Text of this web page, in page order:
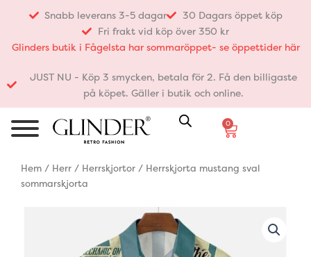
innehåll
Snabb leverans 3-5 dagar
30 Dagars öppet köp
Fri frakt vid köp över 350 kr
Glinders butik i Fågelsta har sommaröppet- se öppettider här
JUST NU - Köp 3 smycken, betala för 2. Få den billigaste
på köpet. Gäller i butik och online.
0
Varukorg
Hem / Herr / Herrskjortor / Herrskjorta mustang sval
sommarskjorta